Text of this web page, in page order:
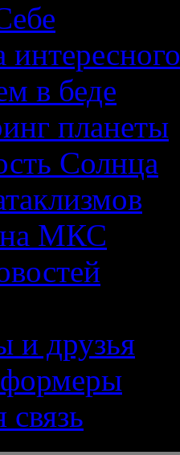
интересного
в беде
планеты
Солнца
на МКС
и друзья
связь